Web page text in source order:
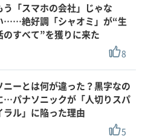
う「スマホの会社」じゃな
……絶好調「シャオミ」が“生
のすべて”を獲りに来た
8
ニーとは何が違った？黒字なの
…パナソニックが「人切りスパ
ラル」に陥った理由
5